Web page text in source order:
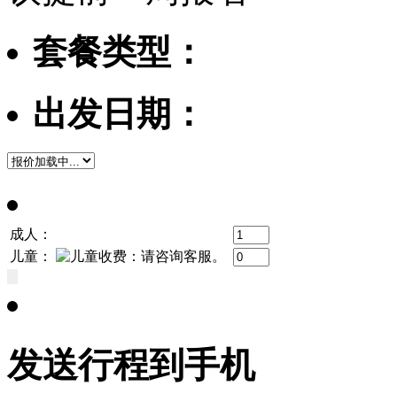
套餐类型：
出发日期：
成人：
儿童：
发送行程到手机